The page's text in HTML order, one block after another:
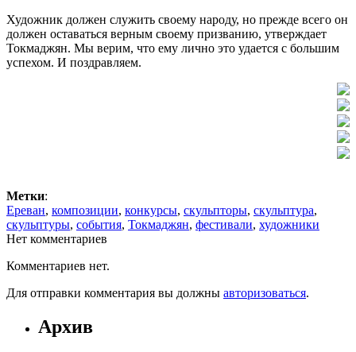
Художник должен служить своему народу, но прежде всего он
должен оставаться верным своему призванию, утверждает
Токмаджян. Мы верим, что ему лично это удается с большим
успехом. И поздравляем.
Метки:
Ереван, композиции, конкурсы, скульпторы, скульптура,
скульптуры, события, Токмаджян, фестивали, художники
Нет комментариев
Комментариев нет.
Для отправки комментария вы должны авторизоваться.
Архив